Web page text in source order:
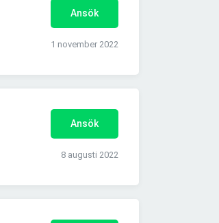
Ansök
1 november 2022
Ansök
8 augusti 2022